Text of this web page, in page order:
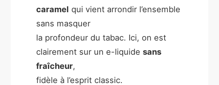
caramel qui vient arrondir l’ensemble
sans masquer
la profondeur du tabac. Ici, on est
clairement sur un e-liquidesans
fraîcheur,
fidèle à l’esprit classic.